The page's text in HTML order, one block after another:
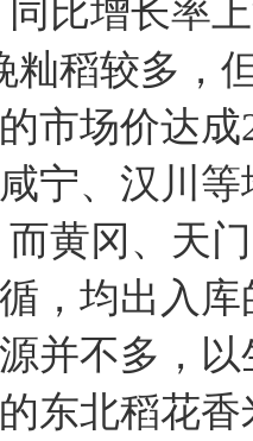
同比增长率
籼稻较多，
市场价达
宁、汉川
黄冈、天
，均出入
并不多，
东北稻花